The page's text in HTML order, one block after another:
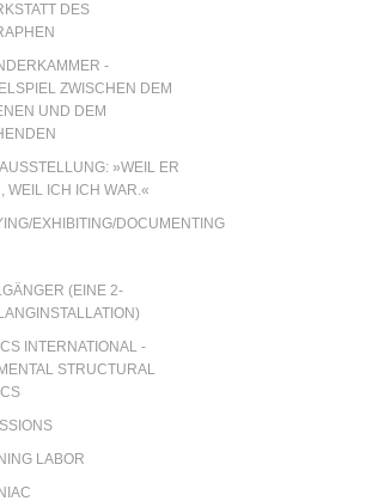
DES
-
ZWISCHEN DEM
UND DEM
»WEIL ER
WEIL ICH ICH WAR.«
EXHIBITING/DOCUMENTING
(EINE 2-
INTERNATIONAL -
STRUCTURAL
LABOR